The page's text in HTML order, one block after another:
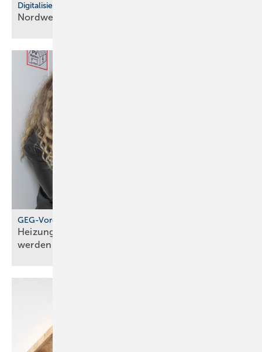
Digitalisierung im Fachhandel
Nordwest: So war der IT Community Day
GEG-Vorgabe für größere Wohngebäude
Heizungen von 2010 müssen jetzt geprüft
werden